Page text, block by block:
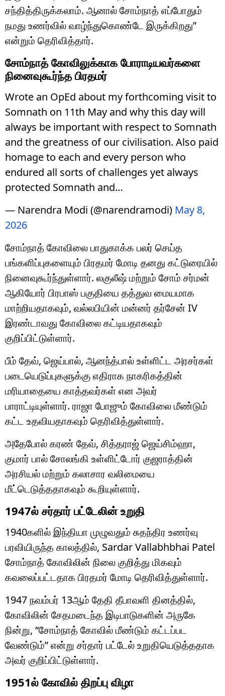
சந்தித்திருக்கலாம். ஆனால் சோம்நாத் எப்போதும்
நமது உணர்வில் வாழ்ந்துகொண்டே இருக்கிறது”
என்றும் தெரிவித்தார்.
சோம்நாத் கோவிலுக்காக போராடியவர்களை
நினைவுகூர்ந்த பிரதமர்
Wrote an OpEd about my forthcoming visit to
Somnath on 11th May and why this day will
always be important with respect to Somnath
and the greatness of our civilisation. Also paid
homage to each and every person who
endured all sorts of challenges yet always
protected Somnath and…
— Narendra Modi (@narendramodi) May 8,
2026
சோம்நாத் கோவிலை பாதுகாக்க பலர் செய்த
பங்களிப்புகளையும் பிரதமர் மோடி தனது கட்டுரையில்
நினைவுகூர்ந்துள்ளார். லகுலீஷ் மற்றும் சோம் சர்மன்
ஆகியோர் பிரபாஸ் பகுதியை தத்துவ மையமாக
மாற்றியதாகவும், வல்லபியின் மன்னர் தர்சேன் IV
இரண்டாவது கோவிலை கட்டியதாகவும்
குறிப்பிட்டுள்ளார்.
பீம் தேவ், ஜெய்பால், ஆனந்த்பால் உள்ளிட்ட அரசர்கள்
படையெடுப்புகளுக்கு எதிராக நாகரிகத்தின்
மரியாதையை காத்தவர்கள் என அவர்
பாராட்டியுள்ளார். ராஜா போஜும் கோவிலை மீண்டும்
கட்ட உதவியதாகவும் தெரிவித்துள்ளார்.
அதேபோல் கரண் தேவ், சித்தராஜ் ஜெய்சிம்ஹா,
குமார் பால் சோலங்கி உள்ளிட்டோர் குஜராத்தின்
அரசியல் மற்றும் கலாசார வலிமையை
மீட்டெடுத்ததாகவும் கூறியுள்ளார்.
1947ல் சர்தார் பட்டேலின் உறுதி
1940களில் இந்தியா முழுவதும் சுதந்திர உணர்வு
பரவியிருந்த காலத்தில், Sardar Vallabhbhai Patel
சோம்நாத் கோவிலின் நிலை குறித்து மிகவும்
கவலைப்பட்டதாக பிரதமர் மோடி தெரிவித்துள்ளார்.
1947 நவம்பர் 13ஆம் தேதி தீபாவளி தினத்தில்,
கோவிலின் சேதமடைந்த இடிபாடுகளின் அருகே
நின்று, “சோம்நாத் கோவில் மீண்டும் கட்டப்பட
வேண்டும்” என்று சர்தார் பட்டேல் உறுதியெடுத்ததாக
அவர் குறிப்பிட்டுள்ளார்.
1951ல் கோவில் திறப்பு விழா